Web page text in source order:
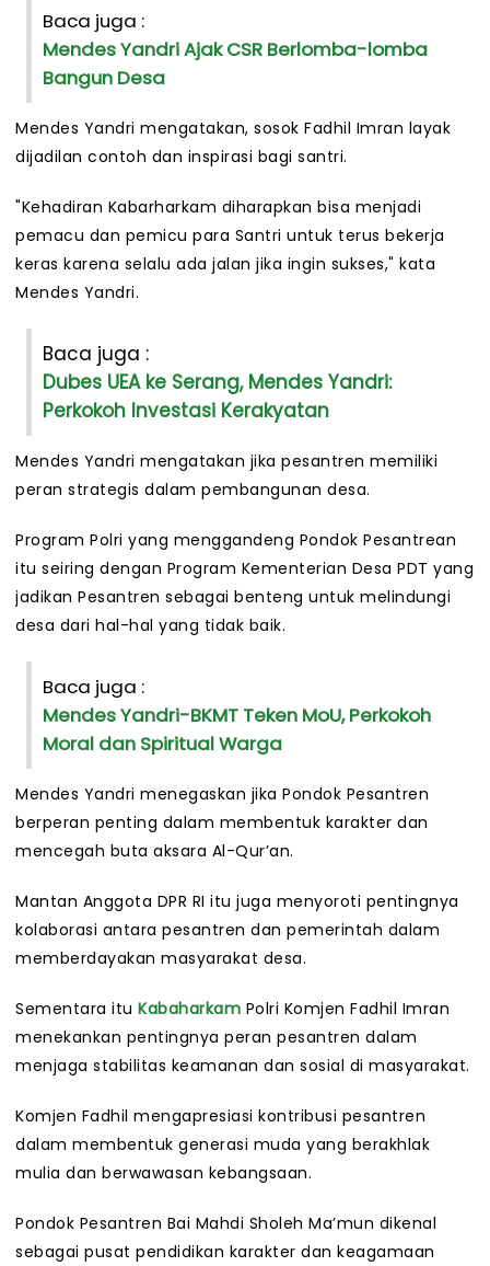
Baca juga :
Mendes Yandri Ajak CSR Berlomba-lomba
Bangun Desa
Mendes Yandri mengatakan, sosok Fadhil Imran layak
dijadilan contoh dan inspirasi bagi santri.
"Kehadiran Kabarharkam diharapkan bisa menjadi
pemacu dan pemicu para Santri untuk terus bekerja
keras karena selalu ada jalan jika ingin sukses," kata
Mendes Yandri.
Baca juga :
Dubes UEA ke Serang, Mendes Yandri:
Perkokoh Investasi Kerakyatan
Mendes Yandri mengatakan jika pesantren memiliki
peran strategis dalam pembangunan desa.
Program Polri yang menggandeng Pondok Pesantrean
itu seiring dengan Program Kementerian Desa PDT yang
jadikan Pesantren sebagai benteng untuk melindungi
desa dari hal-hal yang tidak baik.
Baca juga :
Mendes Yandri-BKMT Teken MoU, Perkokoh
Moral dan Spiritual Warga
Mendes Yandri menegaskan jika Pondok Pesantren
berperan penting dalam membentuk karakter dan
mencegah buta aksara Al-Qur’an.
Mantan Anggota DPR RI itu juga menyoroti pentingnya
kolaborasi antara pesantren dan pemerintah dalam
memberdayakan masyarakat desa.
Sementara itu Kabaharkam Polri Komjen Fadhil Imran
menekankan pentingnya peran pesantren dalam
menjaga stabilitas keamanan dan sosial di masyarakat.
Komjen Fadhil mengapresiasi kontribusi pesantren
dalam membentuk generasi muda yang berakhlak
mulia dan berwawasan kebangsaan.
Pondok Pesantren Bai Mahdi Sholeh Ma’mun dikenal
sebagai pusat pendidikan karakter dan keagamaan